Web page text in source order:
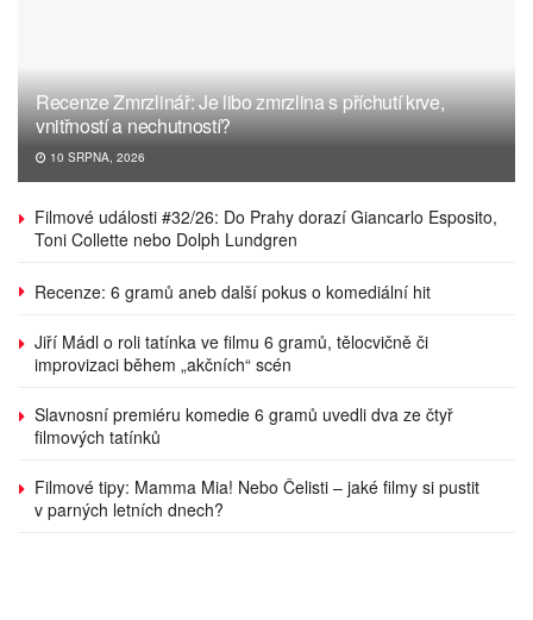
Recenze Zmrzlinář: Je libo zmrzlina s příchutí krve,
vnitřností a nechutností?
10 SRPNA, 2026
Filmové události #32/26: Do Prahy dorazí Giancarlo Esposito,
Toni Collette nebo Dolph Lundgren
Recenze: 6 gramů aneb další pokus o komediální hit
Jiří Mádl o roli tatínka ve filmu 6 gramů, tělocvičně či
improvizaci během „akčních“ scén
Slavnosní premiéru komedie 6 gramů uvedli dva ze čtyř
filmových tatínků
Filmové tipy: Mamma Mia! Nebo Čelisti – jaké filmy si pustit
v parných letních dnech?